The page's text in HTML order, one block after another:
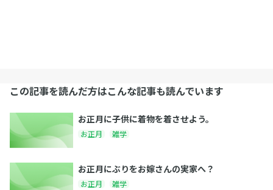
この記事を読んだ方はこんな記事も読んでいます
お正月に子供に着物を着させよう。
お正月 雑学
お正月にぶりをお嫁さんの実家へ？
お正月 雑学